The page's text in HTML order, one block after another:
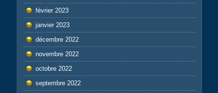
février 2023
janvier 2023
décembre 2022
novembre 2022
octobre 2022
septembre 2022